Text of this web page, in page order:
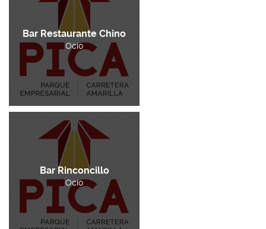
Bar Restaurante Chino
Ocio
Bar Rinconcillo
Ocio